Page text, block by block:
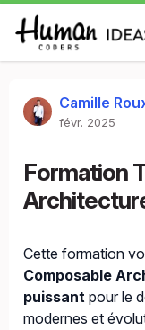
Camille
févr. 2025
Formation
Cette formation
Composable
puissant pour le
modernes et